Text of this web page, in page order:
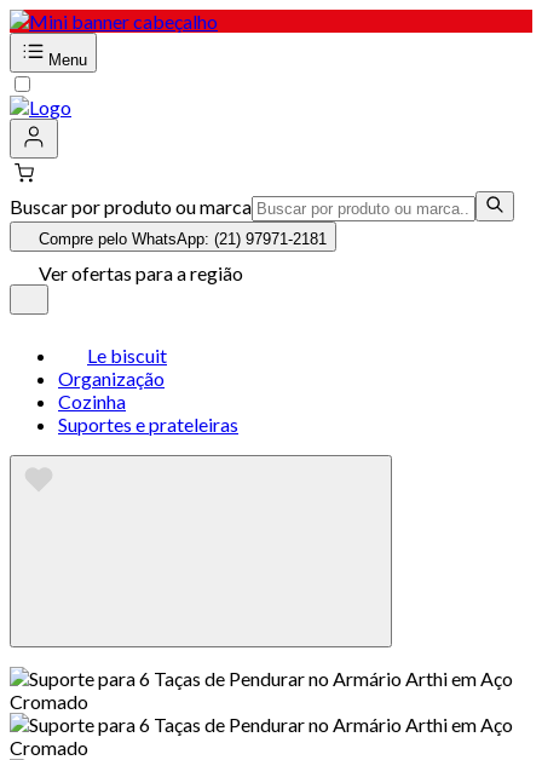
Menu
Buscar por produto ou marca
Compre pelo WhatsApp: (21) 97971-2181
Ver ofertas para a região
Le biscuit
Organização
Cozinha
Suportes e prateleiras